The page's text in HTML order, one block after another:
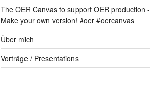
The OER Canvas to support OER production -
Make your own version! #oer #oercanvas
Über mich
Vorträge / Presentations